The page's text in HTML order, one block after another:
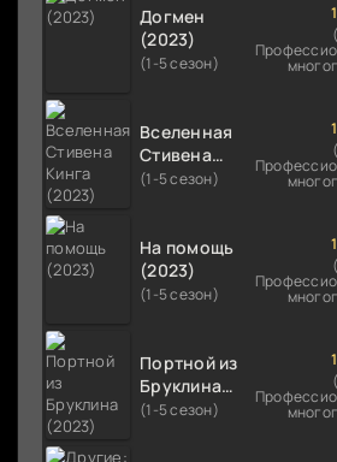
Догмен
(2023)
(1-5 сезон)
Вселенная
Стивена
Кинга
(1-5 сезон)
На помощь
(2023)
(1-5 сезон)
Портной из
Бруклина
(2023)
(1-5 сезон)